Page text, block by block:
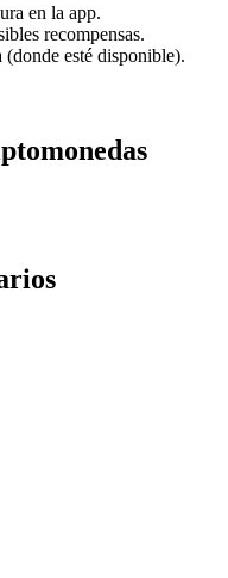
en la app.
recompensas.
esté disponible).